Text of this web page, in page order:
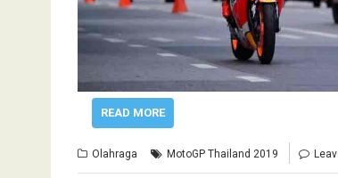
READ MORE
Olahraga MotoGP Thailand 2019